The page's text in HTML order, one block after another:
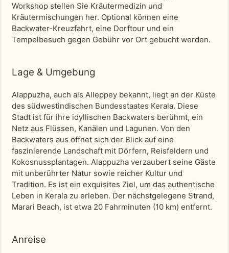
Workshop stellen Sie Kräutermedizin und
Kräutermischungen her. Optional können eine
Backwater-Kreuzfahrt, eine Dorftour und ein
Tempelbesuch gegen Gebühr vor Ort gebucht werden.
Lage & Umgebung
Alappuzha, auch als Alleppey bekannt, liegt an der Küste
des südwestindischen Bundesstaates Kerala. Diese
Stadt ist für ihre idyllischen Backwaters berühmt, ein
Netz aus Flüssen, Kanälen und Lagunen. Von den
Backwaters aus öffnet sich der Blick auf eine
faszinierende Landschaft mit Dörfern, Reisfeldern und
Kokosnussplantagen. Alappuzha verzaubert seine Gäste
mit unberührter Natur sowie reicher Kultur und
Tradition. Es ist ein exquisites Ziel, um das authentische
Leben in Kerala zu erleben. Der nächstgelegene Strand,
Marari Beach, ist etwa 20 Fahrminuten (10 km) entfernt.
Anreise